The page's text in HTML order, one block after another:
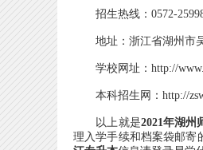
招生热线：0572-
地址：浙江省湖州市吴
学校网址：http://
本科招生网：http://
以上就是2021年湖州
理入学手续和档案袋邮寄